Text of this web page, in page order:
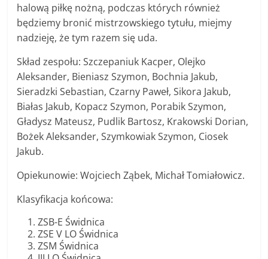
halową piłkę nożną, podczas których również
będziemy bronić mistrzowskiego tytułu, miejmy
nadzieję, że tym razem się uda.
Skład zespołu: Szczepaniuk Kacper, Olejko
Aleksander, Bieniasz Szymon, Bochnia Jakub,
Sieradzki Sebastian, Czarny Paweł, Sikora Jakub,
Białas Jakub, Kopacz Szymon, Porabik Szymon,
Gładysz Mateusz, Pudlik Bartosz, Krakowski Dorian,
Bożek Aleksander, Szymkowiak Szymon, Ciosek
Jakub.
Opiekunowie: Wojciech Ząbek, Michał Tomiałowicz.
Klasyfikacja końcowa:
ZSB-E Świdnica
ZSE V LO Świdnica
ZSM Świdnica